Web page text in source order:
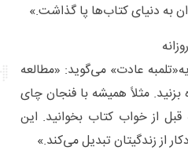
به دنیای کتاب‌ها پا گذاشت.»
عادت» می‌گوید: «مطالعه
مثلاً همیشه با فنجان چای
از خواب کتاب بخوانید. این
از زندگیتان تبدیل می‌کند.»